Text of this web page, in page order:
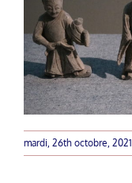
mardi, 26th octobre, 2021